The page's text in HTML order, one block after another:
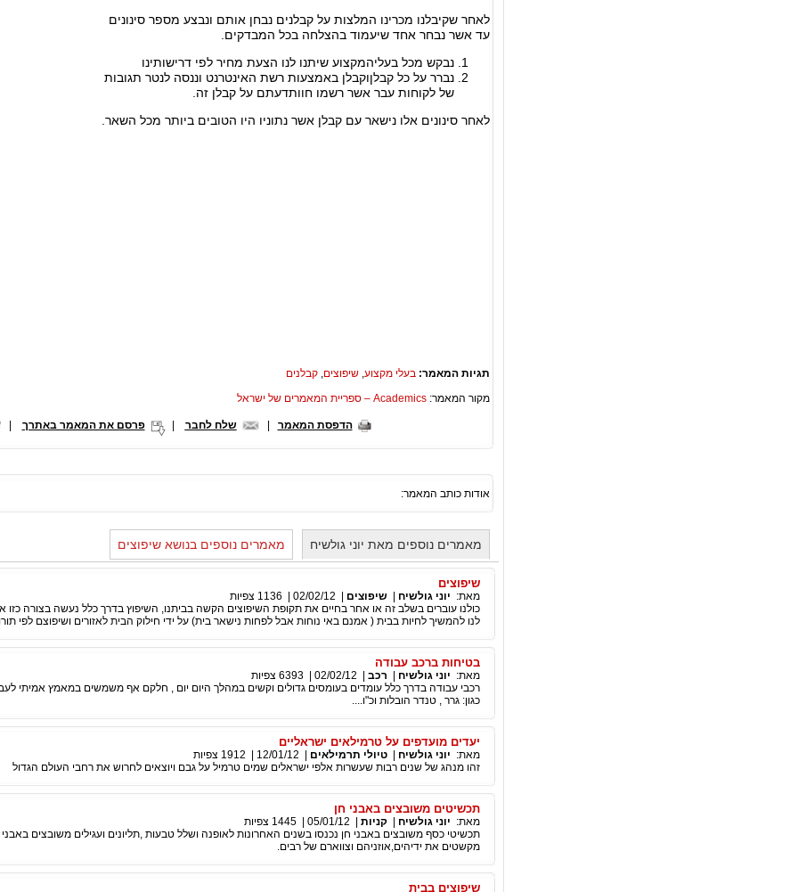
לאחר שקיבלנו מכרינו המלצות על קבלנים נבחן אותם ונבצע מספר סינונים
עד אשר נבחר אחד שיעמוד בהצלחה בכל המבדקים.
נבקש מכל בעליהמקצוע שיתנו לנו הצעת מחיר לפי דרישותינו
נברר על כל קבלןוקבלן באמצעות רשת האינטרנט וננסה לנטר תגובות
של לקוחות עבר אשר רשמו חוותדעתם על קבלן זה.
לאחר סינונים אלו נישאר עם קבלן אשר נתוניו היו הטובים ביותר מכל השאר.
תגיות המאמר: בעלי מקצוע, שיפוצים, קבלנים
מקור המאמר: Academics – ספריית המאמרים של ישראל
הדפסת המאמר שלח לחבר פרסם את המאמר באתרך |
אודות כותב המאמר:
מאמרים נוספים מאת יוני גולשיח מאמרים נוספים בנושא שיפוצים
שיפוצים
מאת: יוני גולשיח שיפוצים 02/02/12
1136 צפיות
כולנו עוברים בשלב זה או אחר בחיים את תקופת השיפוצים הקשה בביתנו, השיפוץ בדרך כלל נעשה בצורה
לנו להמשיך לחיות בבית ( אמנם באי נוחות אבל לפחות נישאר בית) על ידי חילוק הבית לאזורים ושיפוצם לפי
בטיחות ברכב עבודה
מאת: יוני גולשיח רכב 02/02/12
6393 צפיות
רכבי עבודה בדרך כלל עומדים בעומסים גדולים וקשים במהלך היום יום , חלקם אף משמשים במאמץ אמיתי
כגון: גרר , טנדר הובלות וכ"ו....
יעדים מועדפים על טרמילאים ישראליים
מאת: יוני גולשיח טיולי תרמילאים 12/01/12
1912 צפיות
זהו מנהג של שנים רבות שעשרות אלפי ישראלים שמים טרמיל על גבם ויוצאים לחרוש את רחבי העולם הגדול
תכשיטים משובצים באבני חן
מאת: יוני גולשיח קניות 05/01/12
1445 צפיות
תכשיטי כסף משובצים באבני חן נכנסו בשנים האחרונות לאופנה ושלל טבעות ,תליונים ועגילים משובצים
מקשטים את ידיהים,אוזניהם וצווארם של רבים.
שיפוצים בבית